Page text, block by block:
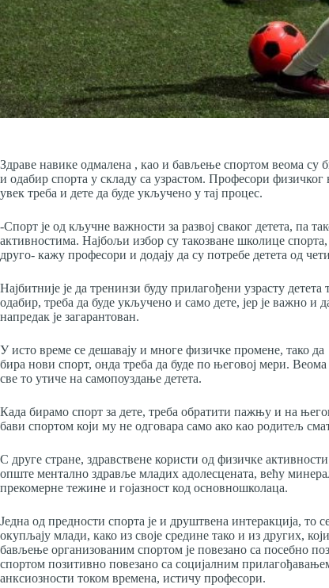
Здраве навике одмалена , као и бављење спортом веома су
и одабир спорта у складу са узрастом. Професори
увек треба и дете да буде укључено у тај процес.
-Спорт је од кључне важности за развој сваког детета, па
активностима. Најбољи избор су такозване школице
друго- кажу професори и додају да су потребе детета од
Најбитније је да тренинзи буду прилагођени узрасту
одабир, треба да буде укључено и само дете, јер је важно
напредак је загарантован.
У исто време се дешавају и многе физичке промене, тако
бира нови спорт, онда треба да буде по његовој мери.
све то утиче на самопоуздање детета.
Када бирамо спорт за дете, треба обратити пажњу и на
бави спортом који му не одговара само ако као родитељ
С друге стране, здравствене користи од физичке
опште ментално здравље младих адолесцената, већу
прекомерне тежине и гојазност код основношколаца.
Једна од предности спорта је и друштвена интеракција, то
окупљају млади, како из своје средине тако и из других,
бављење организованим спортом је повезано са посебно
спортом позитивно повезано са социјалним
анксиозности током времена, истичу професори.